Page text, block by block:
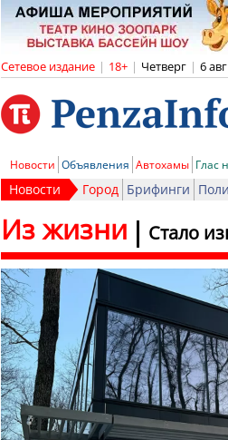
Сетевое издание | 18+ | Четверг | 6
Новости Объявления Автохамы Глас
Новости Город Брифинги
Стало
Из жизни